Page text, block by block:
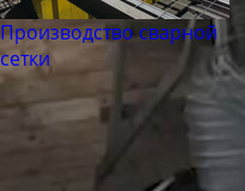
Производство сварной
сетки